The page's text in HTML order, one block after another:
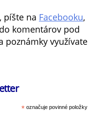
píšte na Facebooku,
komentárov pod
poznámky využívate
* označuje povinné položky